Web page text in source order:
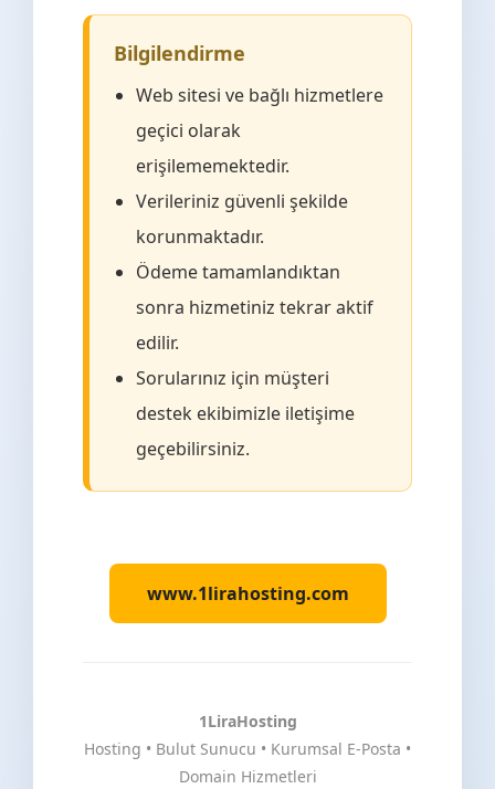
Bilgilendirme
Web sitesi ve bağlı hizmetlere
geçici olarak
erişilememektedir.
Verileriniz güvenli şekilde
korunmaktadır.
Ödeme tamamlandıktan
sonra hizmetiniz tekrar aktif
edilir.
Sorularınız için müşteri
destek ekibimizle iletişime
geçebilirsiniz.
www.1lirahosting.com
1LiraHosting
Hosting • Bulut Sunucu • Kurumsal E-Posta •
Domain Hizmetleri